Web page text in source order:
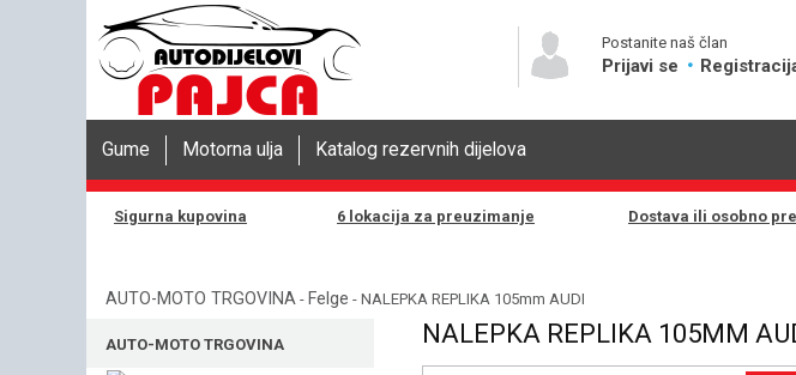
Postanite naš član
Prijavi se
Gume Motorna ulja Katalog rezervnih dijelova
Sigurna kupovina 6 lokacija za preuzimanje Dostava ili osobno
AUTO-MOTO TRGOVINA - Felge - NALEPKA REPLIKA 105mm AUDI
AUTO-MOTO TRGOVINA NALEPKA REPLIKA 105MM